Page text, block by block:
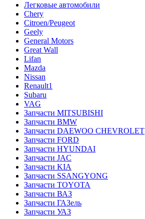
Легковые автомобили
Chery
Citroen/Peugeot
Geely
General Motors
Great Wall
Lifan
Mazda
Nissan
Renault1
Subaru
VAG
Запчасти MITSUBISHI
Запчасти BMW
Запчасти DAEWOO CHEVROLET
Запчасти FORD
Запчасти HYUNDAI
Запчасти JAC
Запчасти KIA
Запчасти SSANGYONG
Запчасти TOYOTA
Запчасти ВАЗ
Запчасти ГАЗель
Запчасти УАЗ